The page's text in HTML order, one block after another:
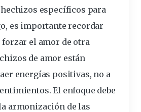
específicos para
es importante recordar
forzar el amor de otra
de amor están
energías positivas, no a
El enfoque debe
armonización de las